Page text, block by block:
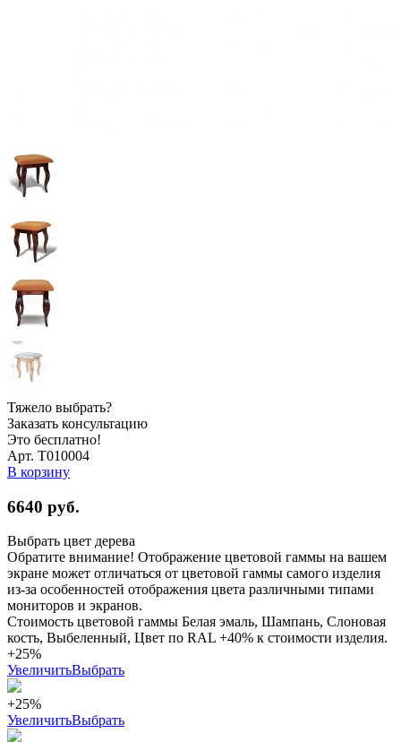
Тяжело выбрать?
Заказать консультацию
Это бесплатно!
Арт. Т010004
В корзину
6640 руб.
Выбрать цвет дерева
Обратите внимание! Отображение цветовой гаммы на вашем
экране может отличаться от цветовой гаммы самого изделия
из-за особенностей отображения цвета различными типами
мониторов и экранов.
Стоимость цветовой гаммы Белая эмаль, Шампань, Слоновая
кость, Выбеленный, Цвет по RAL +40% к стоимости изделия.
+25%
УвеличитьВыбрать
+25%
УвеличитьВыбрать